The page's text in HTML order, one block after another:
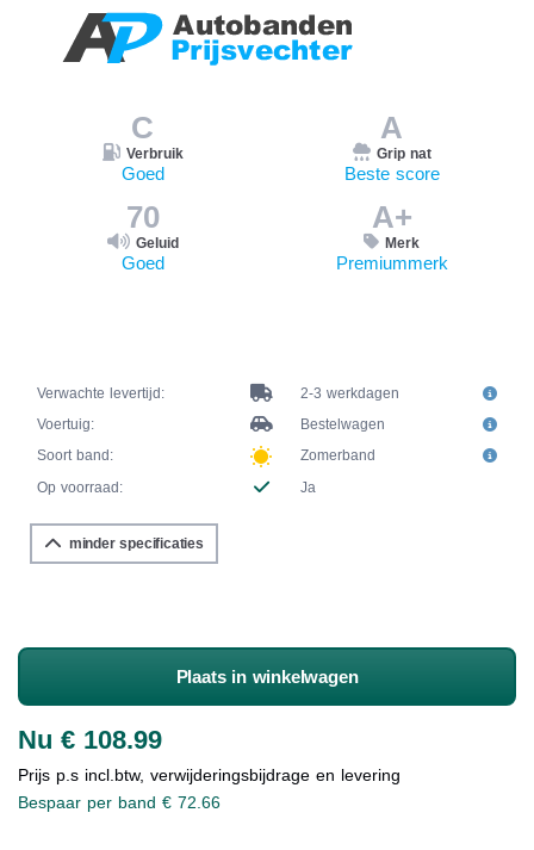
C
Verbruik
Goed
A
Grip nat
Beste score
70
Geluid
Goed
A+
Merk
Premiummerk
Verwachte levertijd:
2-3 werkdagen
Voertuig:
Bestelwagen
Soort band:
Zomerband
Op voorraad:
Ja
minder specificaties
Plaats in winkelwagen
Nu € 108.99
Prijs p.s incl.btw, verwijderingsbijdrage en levering
Bespaar per band € 72.66